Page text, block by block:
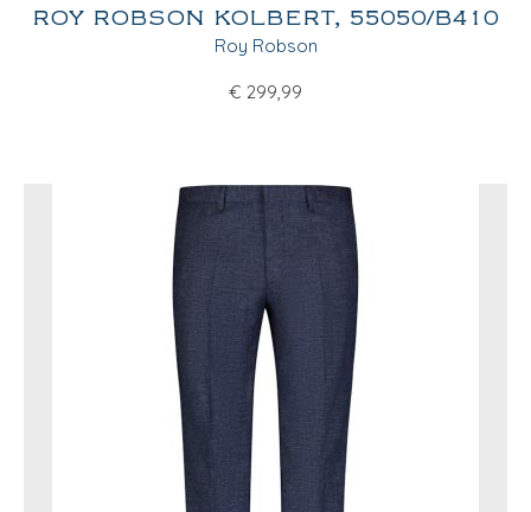
ROY ROBSON KOLBERT, 55050/B410
Roy Robson
€ 299,99